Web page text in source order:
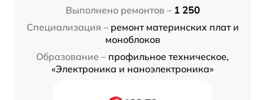
Выполнено ремонтов – 1 250
Специализация – ремонт материнских плат и
моноблоков
Образование – профильное техническое,
«Электроника и наноэлектроника»